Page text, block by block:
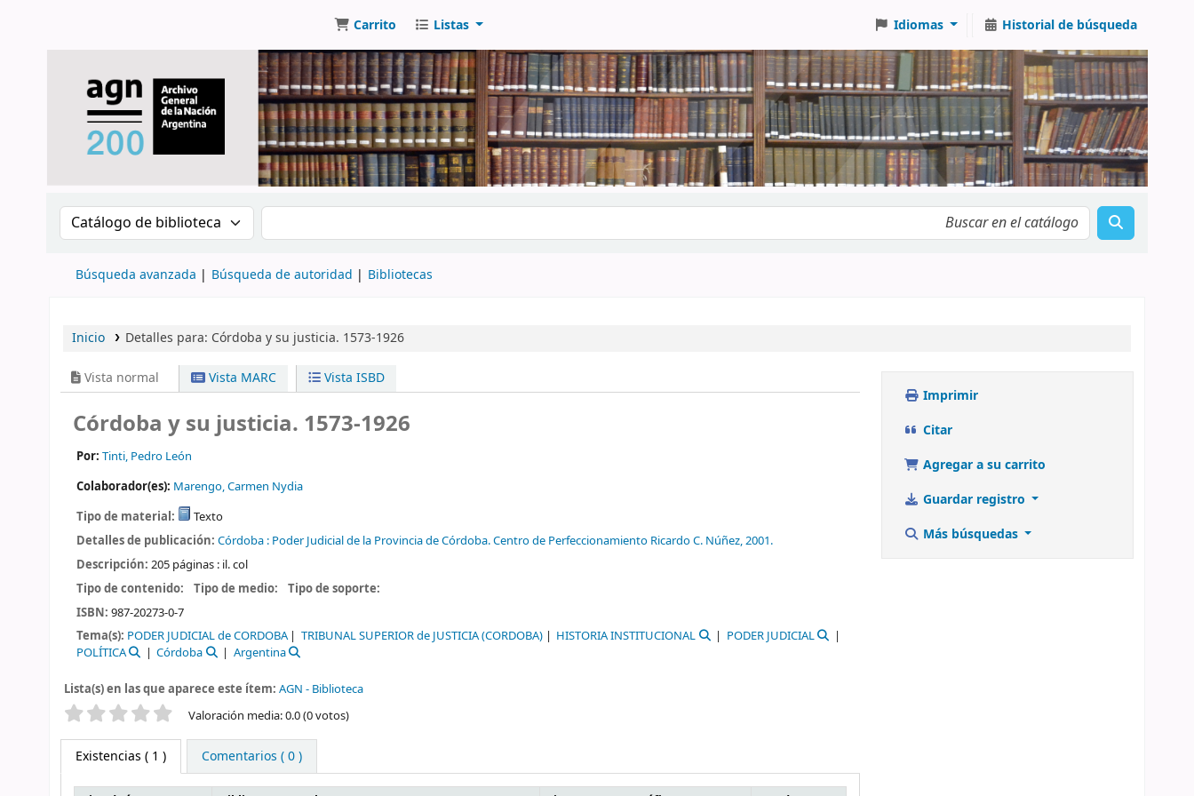
Carrito Listas Idiomas Historial de búsqueda
Buscar en el catálogo por: Buscar en el catálogo
Búsqueda avanzada Búsqueda de autoridad Bibliotecas
Inicio Detalles para: Córdoba y su justicia. 1573-1926
Vista normal Vista MARC Vista ISBD
Córdoba y su justicia. 1573-1926
Por: Tinti, Pedro León
Colaborador(es): Marengo, Carmen Nydia
Tipo de material:
Texto
Detalles de publicación: Córdoba : Poder Judicial de la Provincia de Córdoba. Centro de Perfeccionamiento Ricardo C. Núñez,2001.
Descripción: 205 páginas : il. col
Tipo de contenido:
Tipo de medio:
Tipo de soporte:
ISBN: 987-20273-0-7
Tema(s): PODER JUDICIAL de CORDOBA TRIBUNAL SUPERIOR de JUSTICIA (CORDOBA) HISTORIA INSTITUCIONAL
PODER JUDICIAL
POLÍTICA
Córdoba Argentina
Lista(s) en las que aparece este ítem: AGN - Biblioteca
Valoración Valoración media: 0.0 (0 votos)
Existencias ( 1 ) Comentarios ( 0 )
Imprimir
Citar
Agregar a su carrito
Guardar registro
Más búsquedas